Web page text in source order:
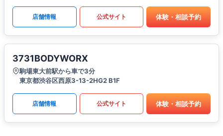
店舗情報 公式サイト 体験・相談予約
3731BODYWORX
駒場東大前駅から車で3分
東京都渋谷区西原3-13-2HG2 B1F
店舗情報 公式サイト 体験・相談予約